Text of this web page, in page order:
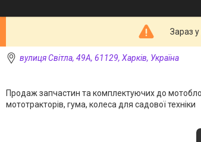
Зараз
вулиця Світла, 49А, 61129, Харків, Україна
Продаж запчастин та комплектуючих до
мототракторів, гума, колеса для садової техніки